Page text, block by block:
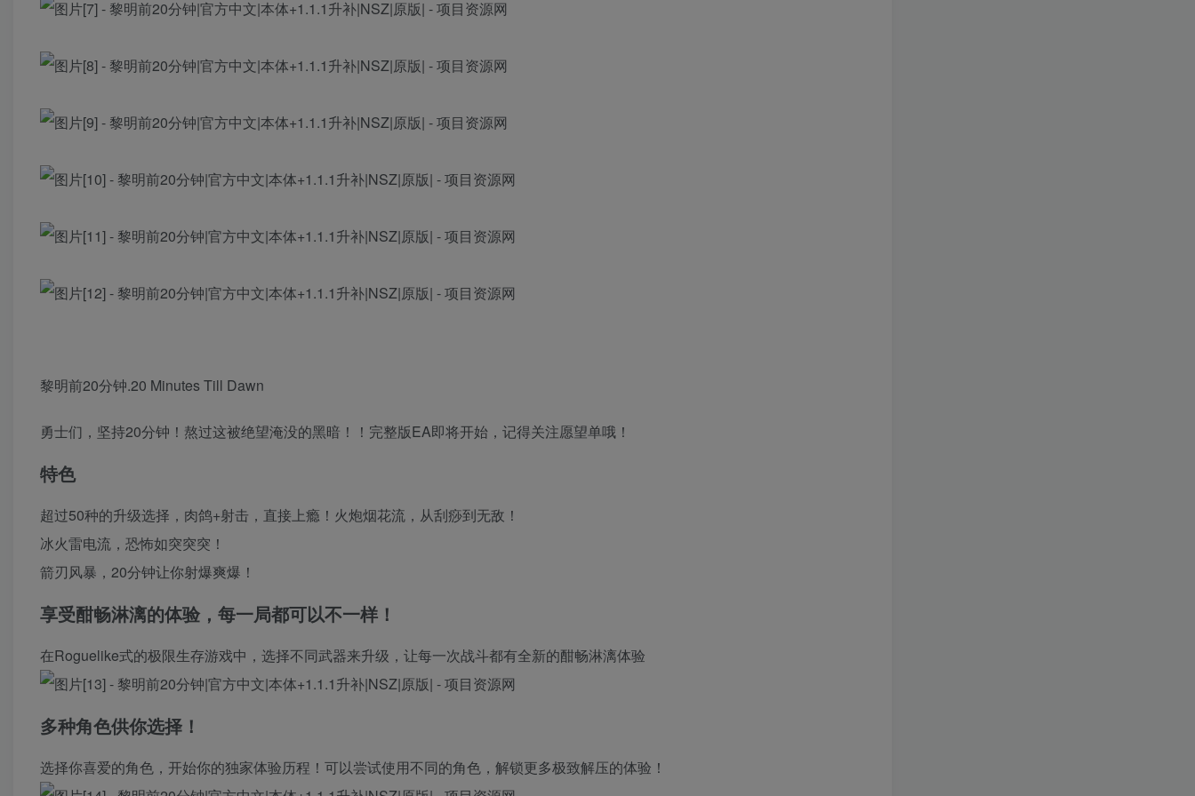
黎明前20分钟.20 Minutes Till Dawn
勇士们，坚持20分钟！熬过这被绝望淹没的黑暗！！完整版EA即将开始，记得关注愿望单哦！
特色
超过50种的升级选择，肉鸽+射击，直接上瘾！火炮烟花流，从刮痧到无敌！
冰火雷电流，恐怖如突突突！
箭刃风暴，20分钟让你射爆爽爆！
享受酣畅淋漓的体验，每一局都可以不一样！
在Roguelike式的极限生存游戏中，选择不同武器来升级，让每一次战斗都有全新的酣畅淋漓体验
多种角色供你选择！
选择你喜爱的角色，开始你的独家体验历程！可以尝试使用不同的角色，解锁更多极致解压的体验！